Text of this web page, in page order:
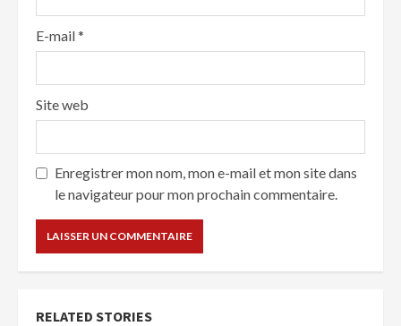
E-mail*
Site web
Enregistrer mon nom, mon e-mail et mon site dans
le navigateur pour mon prochain commentaire.
RELATED STORIES